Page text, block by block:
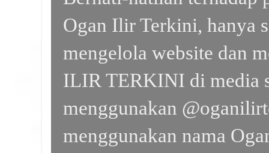
Ogan Ilir Terkini, hanya
mengelola website dan
ILIR TERKINI di media
menggunakan
menggunakan nama